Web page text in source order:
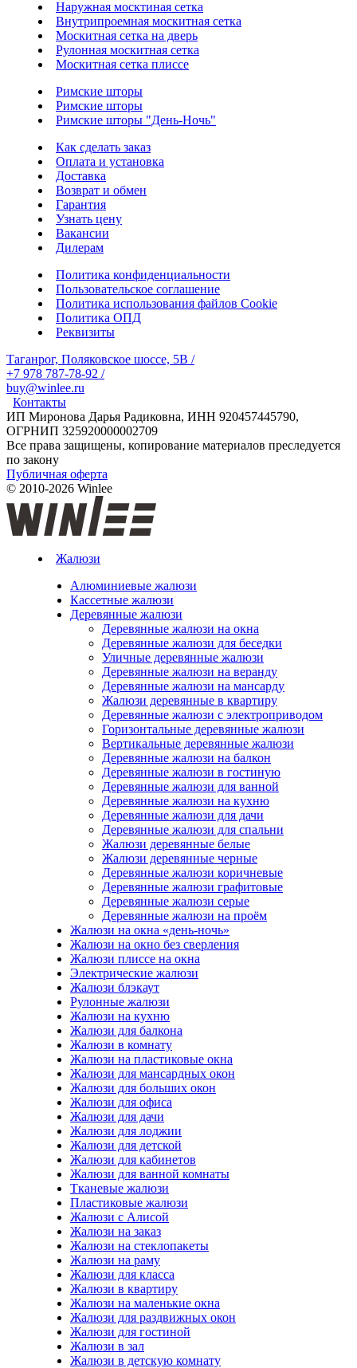
Наружная москтиная сетка
Внутрипроемная москитная сетка
Москитная сетка на дверь
Рулонная москитная сетка
Москитная сетка плиссе
Римские шторы
Римские шторы
Римские шторы "День-Ночь"
Как сделать заказ
Оплата и установка
Доставка
Возврат и обмен
Гарантия
Узнать цену
Вакансии
Дилерам
Политика конфиденциальности
Пользовательское соглашение
Политика использования файлов Cookie
Политика ОПД
Реквизиты
Таганрог, Поляковское шоссе, 5В /
+7 978 787-78-92 /
buy@winlee.ru
Контакты
ИП Миронова Дарья Радиковна, ИНН 920457445790,
ОГРНИП 325920000002709
Все права защищены, копирование материалов преследуется
по закону
Публичная оферта
© 2010-2026 Winlee
Жалюзи
Алюминиевые жалюзи
Кассетные жалюзи
Деревянные жалюзи
Деревянные жалюзи на окна
Деревянные жалюзи для беседки
Уличные деревянные жалюзи
Деревянные жалюзи на веранду
Деревянные жалюзи на мансарду
Жалюзи деревянные в квартиру
Деревянные жалюзи с электроприводом
Горизонтальные деревянные жалюзи
Вертикальные деревянные жалюзи
Деревянные жалюзи на балкон
Деревянные жалюзи в гостиную
Деревянные жалюзи для ванной
Деревянные жалюзи на кухню
Деревянные жалюзи для дачи
Деревянные жалюзи для спальни
Жалюзи деревянные белые
Жалюзи деревянные черные
Деревянные жалюзи коричневые
Деревянные жалюзи графитовые
Деревянные жалюзи серые
Деревянные жалюзи на проём
Жалюзи на окна «день-ночь»
Жалюзи на окно без сверления
Жалюзи плиссе на окна
Электрические жалюзи
Жалюзи блэкаут
Рулонные жалюзи
Жалюзи на кухню
Жалюзи для балкона
Жалюзи в комнату
Жалюзи на пластиковые окна
Жалюзи для мансардных окон
Жалюзи для больших окон
Жалюзи для офиса
Жалюзи для дачи
Жалюзи для лоджии
Жалюзи для детской
Жалюзи для кабинетов
Жалюзи для ванной комнаты
Тканевые жалюзи
Пластиковые жалюзи
Жалюзи с Алисой
Жалюзи на заказ
Жалюзи на стеклопакеты
Жалюзи на раму
Жалюзи для класса
Жалюзи в квартиру
Жалюзи на маленькие окна
Жалюзи для раздвижных окон
Жалюзи для гостиной
Жалюзи в зал
Жалюзи в детскую комнату